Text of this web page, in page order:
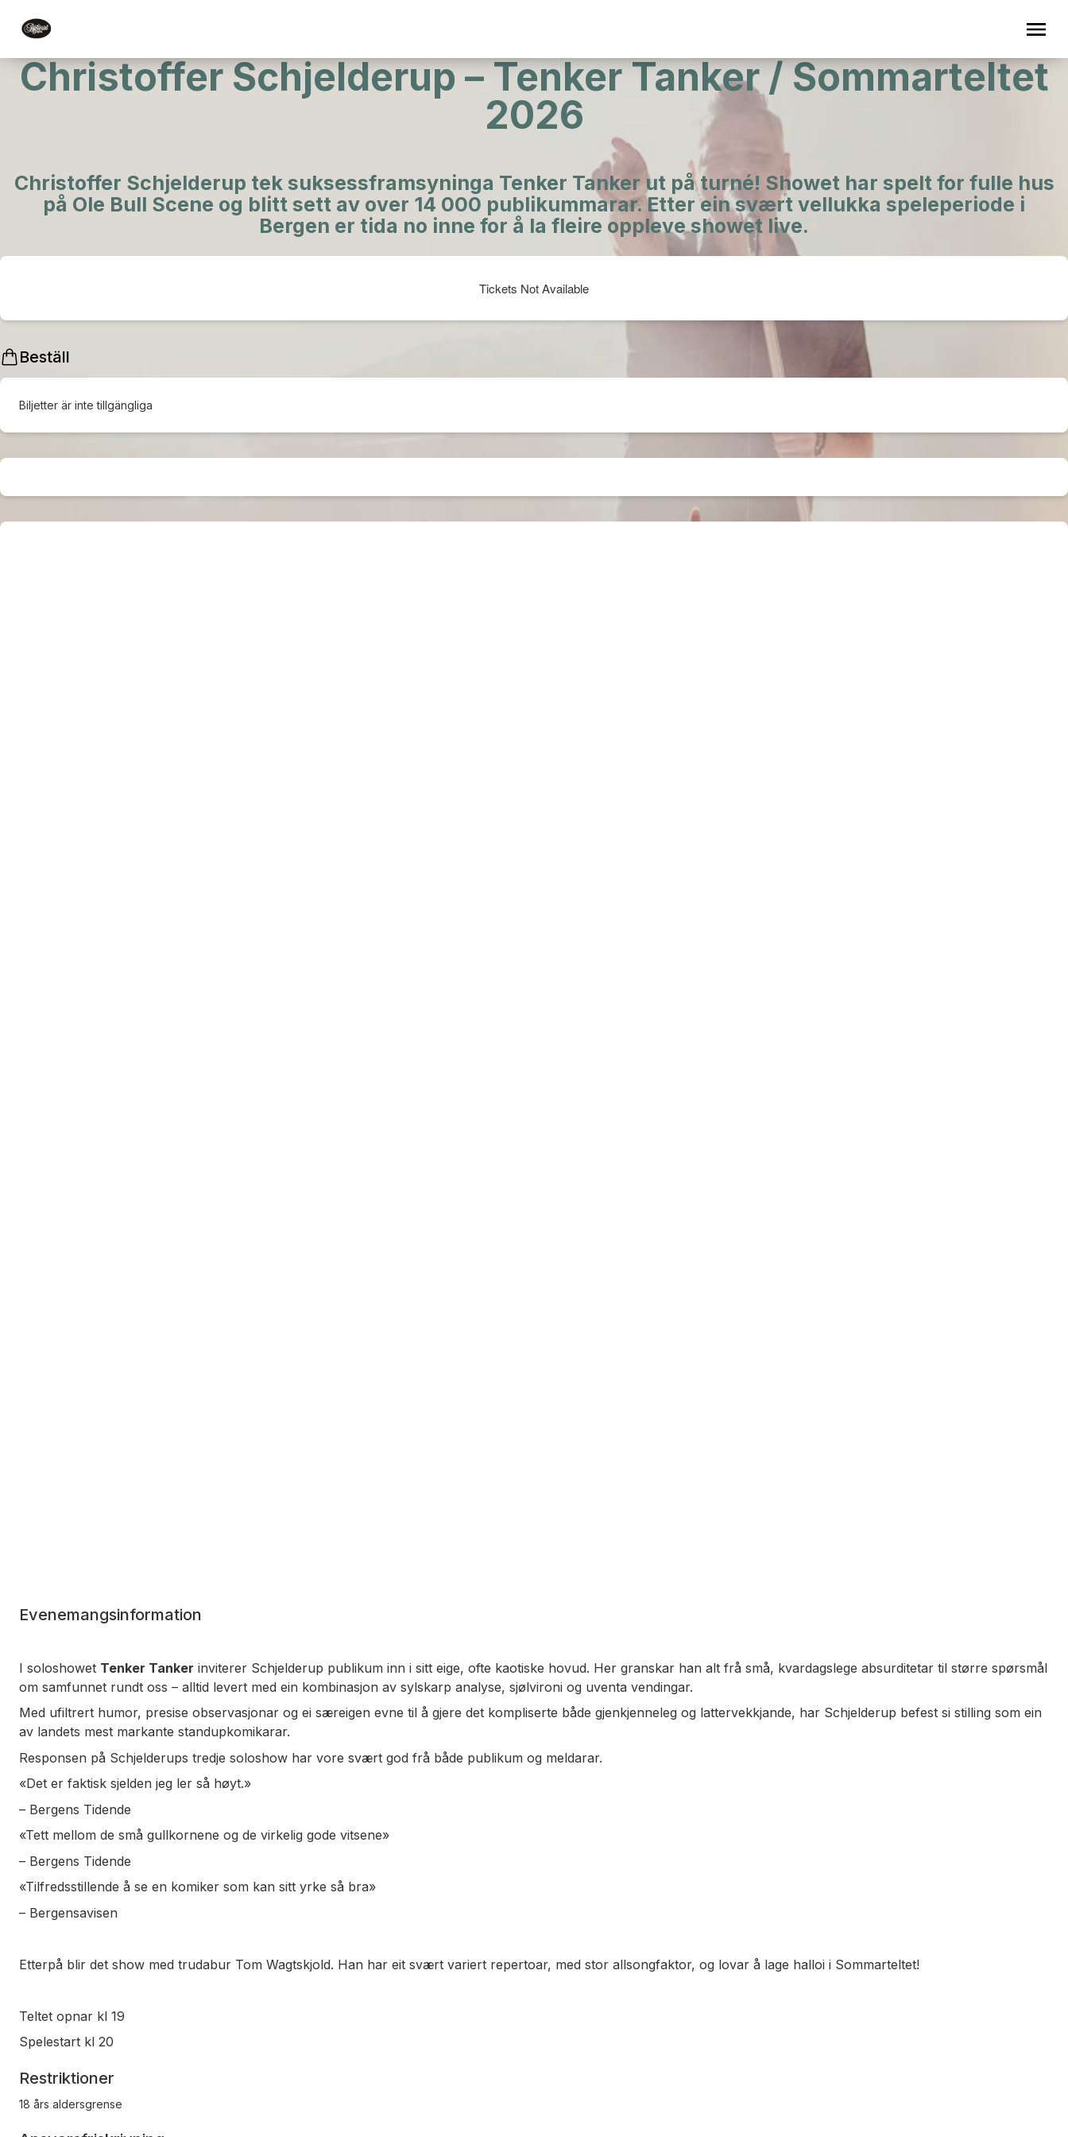
Christoffer Schjelderup – Tenker Tanker / Sommarteltet
2026
Christoffer Schjelderup tek suksessframsyninga Tenker Tanker ut på turné! Showet har spelt for fulle hus
på Ole Bull Scene og blitt sett av over 14 000 publikummarar. Etter ein svært vellukka speleperiode i
Bergen er tida no inne for å la fleire oppleve showet live.
Tickets Not Available
Beställ
Biljetter är inte tillgängliga
Evenemangsinformation
I soloshowet Tenker Tanker inviterer Schjelderup publikum inn i sitt eige, ofte kaotiske hovud. Her granskar han alt frå små, kvardagslege absurditetar til større spørsmål
om samfunnet rundt oss – alltid levert med ein kombinasjon av sylskarp analyse, sjølvironi og uventa vendingar.
Med ufiltrert humor, presise observasjonar og ei særeigen evne til å gjere det kompliserte både gjenkjenneleg og lattervekkjande, har Schjelderup befest si stilling som ein
av landets mest markante standupkomikarar.
Responsen på Schjelderups tredje soloshow har vore svært god frå både publikum og meldarar.
«Det er faktisk sjelden jeg ler så høyt.»
– Bergens Tidende
«Tett mellom de små gullkornene og de virkelig gode vitsene»
– Bergens Tidende
«Tilfredsstillende å se en komiker som kan sitt yrke så bra»
– Bergensavisen
Etterpå blir det show med trudabur Tom Wagtskjold. Han har eit svært variert repertoar, med stor allsongfaktor, og lovar å lage halloi i Sommarteltet!
Teltet opnar kl 19
Spelestart kl 20
Restriktioner
18 års aldersgrense